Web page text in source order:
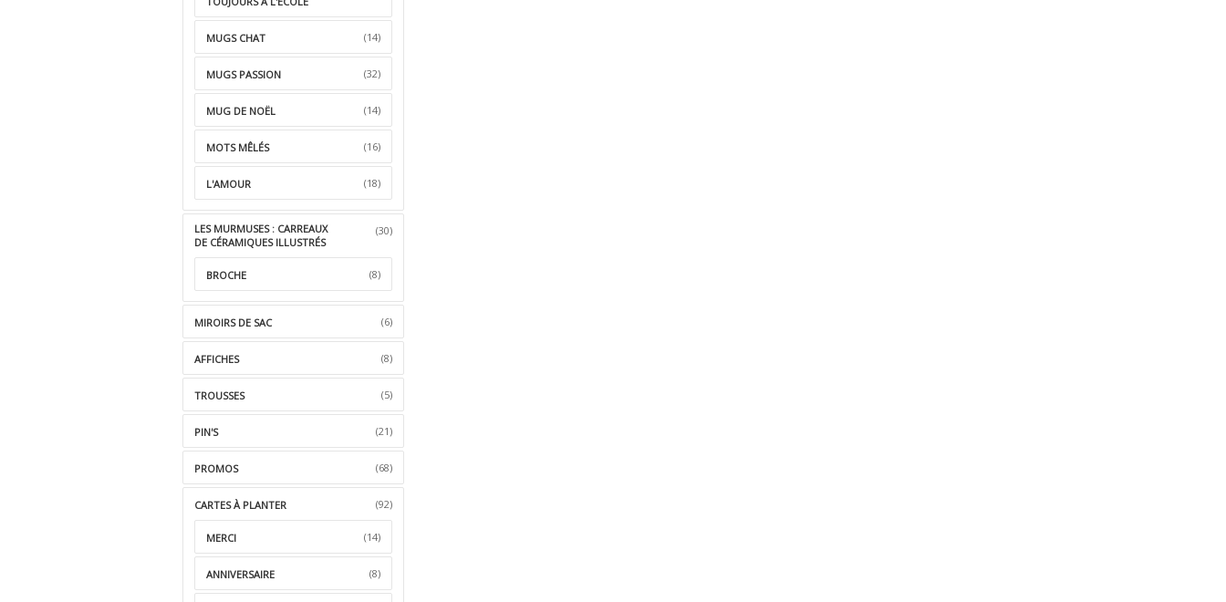
MUGS CHAT (14)
MUGS PASSION (32)
MUG DE NOËL (14)
MOTS MÊLÉS (16)
L'AMOUR (18)
LES MURMUSES : CARREAUX
DE CÉRAMIQUES ILLUSTRÉS
(30)
BROCHE (8)
MIROIRS DE SAC (6)
AFFICHES (8)
TROUSSES (5)
PIN'S (21)
PROMOS (68)
CARTES À PLANTER (92)
MERCI (14)
ANNIVERSAIRE (8)